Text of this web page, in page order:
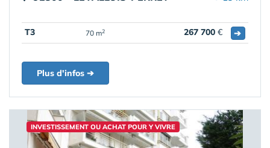
T3 70 m2 267 700 € ➔
Plus d'infos ➔
INVESTISSEMENT OU ACHAT POUR Y VIVRE